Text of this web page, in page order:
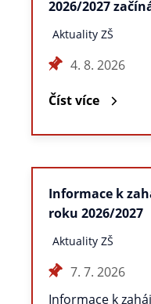
2026/2027
Aktuality ZŠ
4. 8. 2026
Číst více
Informace k
roku 2026/2027
Aktuality ZŠ
7. 7. 2026
Informace k